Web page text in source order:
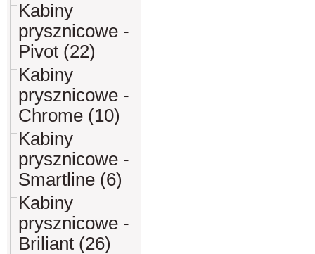
Kabiny
prysznicowe -
Pivot (22)
Kabiny
prysznicowe -
Chrome (10)
Kabiny
prysznicowe -
Smartline (6)
Kabiny
prysznicowe -
Briliant (26)